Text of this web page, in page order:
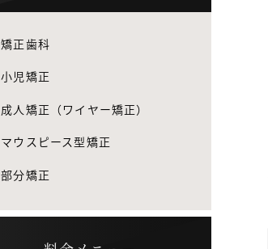
矯正歯科
小児矯正
成人矯正（ワイヤー矯正）
マウスピース型矯正
部分矯正